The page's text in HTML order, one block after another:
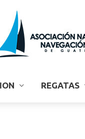
REGATAS